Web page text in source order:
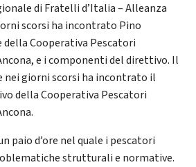
di Fratelli d’Italia – Alleanza
scorsi ha incontrato Pino
Cooperativa Pescatori
e i componenti del direttivo. Il
nei giorni scorsi ha incontrato il
della Cooperativa Pescatori
paio d’ore nel quale i pescatori
strutturali e normative.